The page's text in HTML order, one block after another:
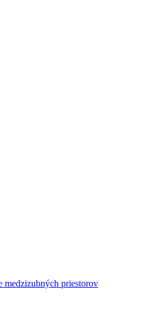
medzizubných priestorov